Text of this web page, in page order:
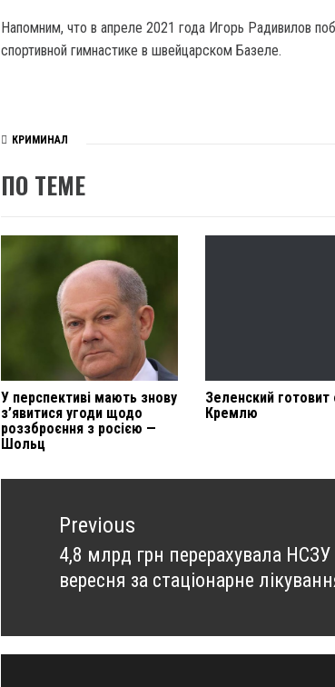
Напомним, что в апреле 2021 года Игорь Радивилов
спортивной гимнастике в швейцарском Базеле.
КРИМИНАЛ
ПО ТЕМЕ
У перспективі мають знову
з’явитися угоди щодо
роззброєння з росією —
Шольц
Зеленский готовит
Кремлю
Навигация
записямPrevious
Previous
post:
4,8 млрд грн перерахувала НСЗУ
вересня за стаціонарне